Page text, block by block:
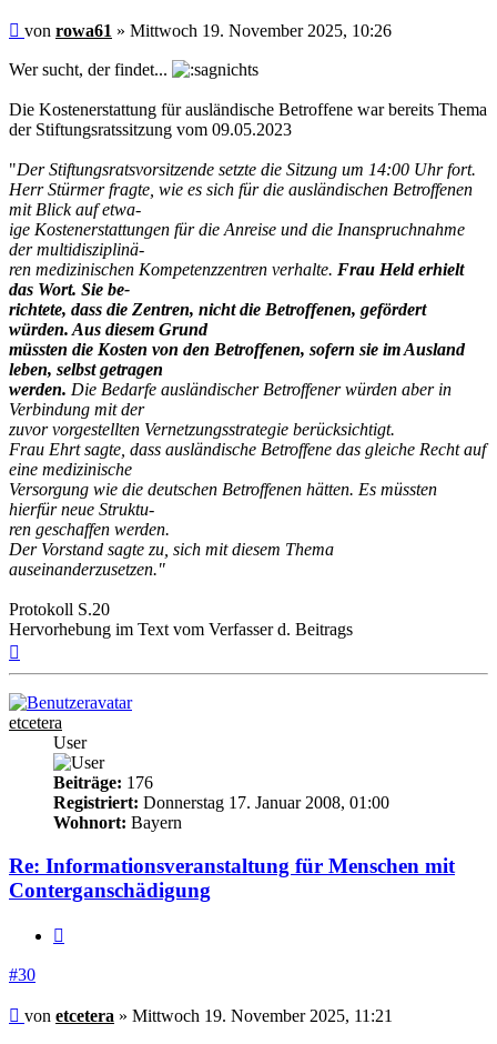
Beitrag
von rowa61 » Mittwoch 19. November 2025, 10:26
Wer sucht, der findet...
Die Kostenerstattung für ausländische Betroffene war bereits Thema
der Stiftungsratssitzung vom 09.05.2023
"Der Stiftungsratsvorsitzende setzte die Sitzung um 14:00 Uhr fort.
Herr Stürmer fragte, wie es sich für die ausländischen Betroffenen
mit Blick auf etwa-
ige Kostenerstattungen für die Anreise und die Inanspruchnahme
der multidisziplinä-
ren medizinischen Kompetenzzentren verhalte. Frau Held erhielt
das Wort. Sie be-
richtete, dass die Zentren, nicht die Betroffenen, gefördert
würden. Aus diesem Grund
müssten die Kosten von den Betroffenen, sofern sie im Ausland
leben, selbst getragen
werden. Die Bedarfe ausländischer Betroffener würden aber in
Verbindung mit der
zuvor vorgestellten Vernetzungsstrategie berücksichtigt.
Frau Ehrt sagte, dass ausländische Betroffene das gleiche Recht auf
eine medizinische
Versorgung wie die deutschen Betroffenen hätten. Es müssten
hierfür neue Struktu-
ren geschaffen werden.
Der Vorstand sagte zu, sich mit diesem Thema
auseinanderzusetzen."
Protokoll S.20
Hervorhebung im Text vom Verfasser d. Beitrags
etcetera
User
Beiträge: 176
Registriert: Donnerstag 17. Januar 2008, 01:00
Wohnort: Bayern
Re: Informationsveranstaltung für Menschen mit
Conterganschädigung
#30
Beitrag
von etcetera » Mittwoch 19. November 2025, 11:21